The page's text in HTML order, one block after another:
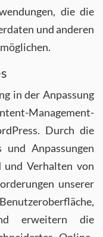
die die
und anderen
in der Anpassung
Management-
Durch die
Anpassungen
und Verhalten von
unserer
erweitern die